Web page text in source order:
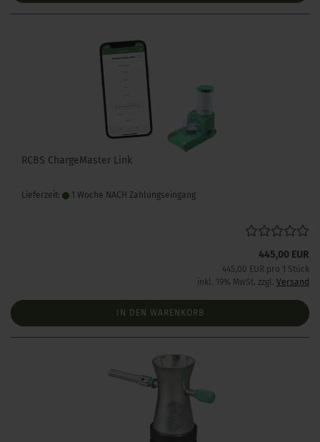
RCBS ChargeMaster Link
Lieferzeit: 1 Woche NACH Zahlungseingang
445,00 EUR
445,00 EUR pro 1 Stück
inkl. 19% MwSt. zzgl. Versand
IN DEN WARENKORB